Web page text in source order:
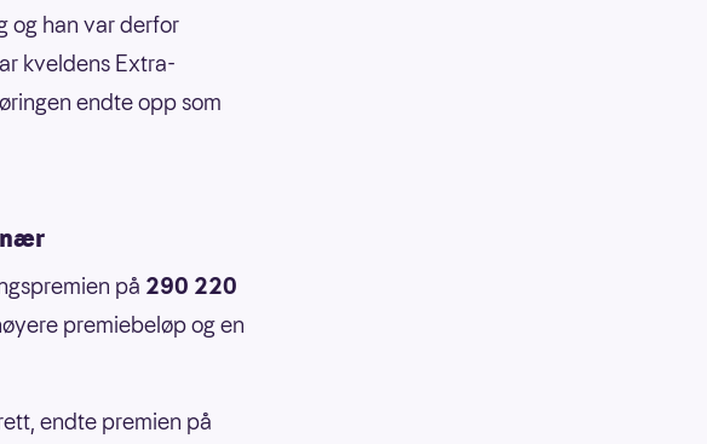
og han var derfor
kveldens Extra-
endte opp som
på 290 220
premiebeløp og en
endte premien på